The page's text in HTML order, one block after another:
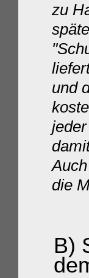
zu
und
die
B)